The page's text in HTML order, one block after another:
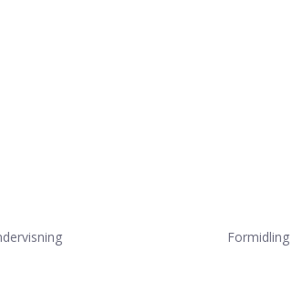
Formidling